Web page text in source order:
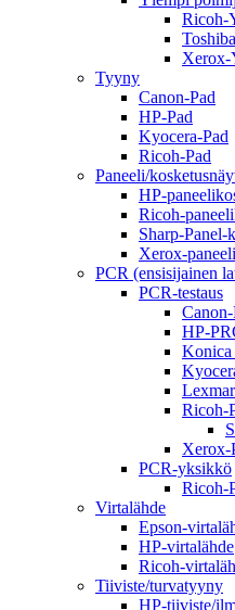
Ricoh-
Xerox-
Tyyny
Canon-Pad
HP-Pad
Kyocera-Pad
Ricoh-Pad
Paneeli/
HP-
Ricoh-
Sharp-Panel-
Xerox-
PCR (ensisijainen
PCR-testaus
HP-
Ricoh-
Xerox-
PCR-yksikkö
Ricoh-
Virtalähde
Epson-
HP-virtalähde
Ricoh-
Tiiviste/turvatyyny
HP-tiiviste/